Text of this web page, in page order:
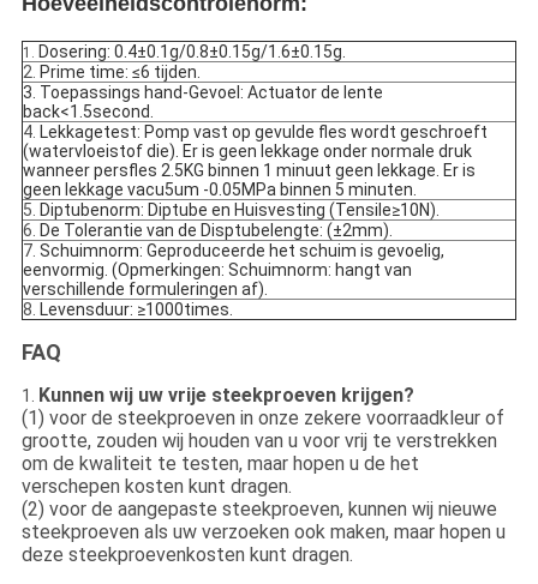
1. Dosering: 0.4±0.1g/0.8±0.15g/1.6±0.15g.
2. Prime time: ≤6 tijden.
3. Toepassings hand-Gevoel: Actuator de lente
back<1.5second.
4. Lekkagetest: Pomp vast op gevulde fles wordt geschroeft
(watervloeistof die). Er is geen lekkage onder normale druk
wanneer persfles 2.5KG binnen 1 minuut geen lekkage. Er is
geen lekkage vacu5um -0.05MPa binnen 5 minuten.
5. Diptubenorm: Diptube en Huisvesting (Tensile≥10N).
6. De Tolerantie van de Disptubelengte: (±2mm).
7. Schuimnorm: Geproduceerde het schuim is gevoelig,
eenvormig. (Opmerkingen: Schuimnorm: hangt van
verschillende formuleringen af).
8. Levensduur: ≥1000times.
FAQ
1. Kunnen wij uw vrije steekproeven krijgen?
(1) voor de steekproeven in onze zekere voorraadkleur of
grootte, zouden wij houden van u voor vrij te verstrekken
om de kwaliteit te testen, maar hopen u de het
verschepen kosten kunt dragen.
(2) voor de aangepaste steekproeven, kunnen wij nieuwe
steekproeven als uw verzoeken ook maken, maar hopen u
deze steekproevenkosten kunt dragen.